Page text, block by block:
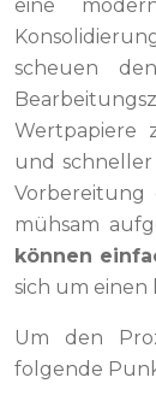
eine
scheuen
Wertpapiere
und
Vorbereitung
mühsam
können
sich um
Um den
folgende